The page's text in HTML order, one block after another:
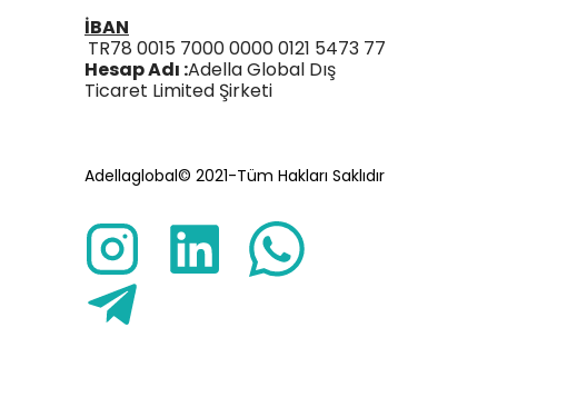
İBAN
TR78 0015 7000 0000 0121 5473 77
Hesap Adı :Adella Global Dış
Ticaret Limited Şirketi
Adellaglobal© 2021-Tüm Hakları Saklıdır